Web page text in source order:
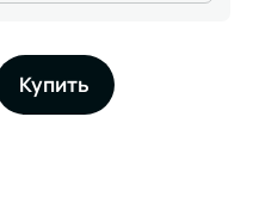
Купить